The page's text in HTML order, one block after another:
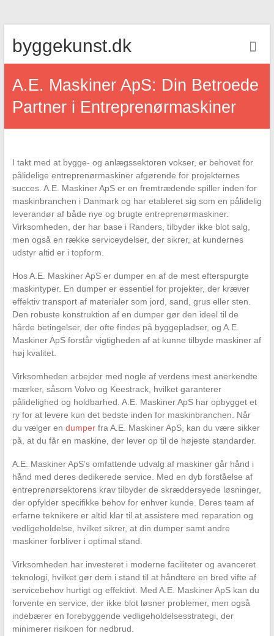
content
byggekunst.dk
A.E. Maskiner ApS: Din Betroede
Partner i Entreprenørmaskiner
I takt med at bygge- og anlægssektoren vokser, er behovet for
pålidelige entreprenørmaskiner afgørende for projekternes
succes. A.E. Maskiner ApS er en fremtrædende spiller inden for
maskinbranchen i Danmark og har etableret sig som en pålidelig
leverandør af både nye og brugte entreprenørmaskiner.
Virksomheden, der har base i Randers, tilbyder ikke blot salg,
men også en række serviceydelser, der sikrer, at kundernes
udstyr altid er i topform.
Hos A.E. Maskiner ApS er dumper en af de mest efterspurgte
maskintyper. En dumper er essentiel for projekter, der kræver
effektiv transport af materialer som jord, sand, grus eller sten.
Den robuste konstruktion af en dumper gør den ideel til de
hårde betingelser, der ofte findes på byggepladser, og A.E.
Maskiner ApS forstår vigtigheden af at kunne tilbyde maskiner af
høj kvalitet.
Virksomheden arbejder med nogle af verdens mest anerkendte
mærker, såsom Volvo og Keestrack, hvilket garanterer
pålidelighed og holdbarhed. A.E. Maskiner ApS har opbygget et
ry for at levere kun det bedste inden for maskinbranchen. Når
du vælger en dumperfra A.E. Maskiner ApS, kan du være sikker
på, at du får en maskine, der lever op til de højeste standarder.
A.E. Maskiner ApS’s omfattende udvalg af maskiner går hånd i
hånd med deres dedikerede service. Med en dyb forståelse af
entreprenørsektorens krav tilbyder de skræddersyede løsninger,
der opfylder specifikke behov for enhver kunde. Deres team af
erfarne teknikere er altid klar til at assistere med reparation og
vedligeholdelse, hvilket sikrer, at din dumper samt andre
maskiner forbliver i optimal stand.
Virksomheden har investeret i moderne faciliteter og avanceret
teknologi, hvilket gør dem i stand til at håndtere en bred vifte af
servicebehov hurtigt og effektivt. Med A.E. Maskiner ApS kan du
forvente en service, der ikke blot løsner problemer, men også
indebærer en forebyggende vedligeholdelsesstrategi, der
minimerer risikoen for nedbrud.